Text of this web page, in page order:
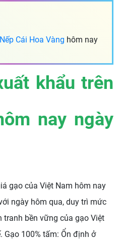
Nếp Cái Hoa Vàng hôm nay
khẩu trên
nay ngày
gạo của Việt Nam hôm nay
ngày hôm qua, duy trì mức
bền vững của gạo Việt
Gạo 100% tấm: Ổn định ở